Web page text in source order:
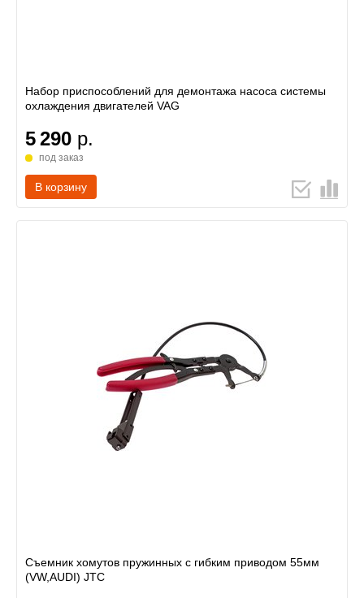
Набор приспособлений для демонтажа насоса системы
охлаждения двигателей VAG
5 290 р.
под заказ
В корзину
Съемник хомутов пружинных с гибким приводом 55мм
(VW,AUDI) JTC